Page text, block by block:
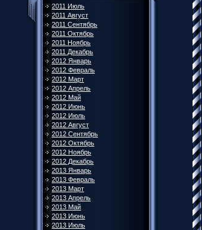
2011 Июль
2011 Август
2011 Сентябрь
2011 Октябрь
2011 Ноябрь
2011 Декабрь
2012 Январь
2012 Февраль
2012 Март
2012 Апрель
2012 Май
2012 Июнь
2012 Июль
2012 Август
2012 Сентябрь
2012 Октябрь
2012 Ноябрь
2012 Декабрь
2013 Январь
2013 Февраль
2013 Март
2013 Апрель
2013 Май
2013 Июнь
2013 Июль